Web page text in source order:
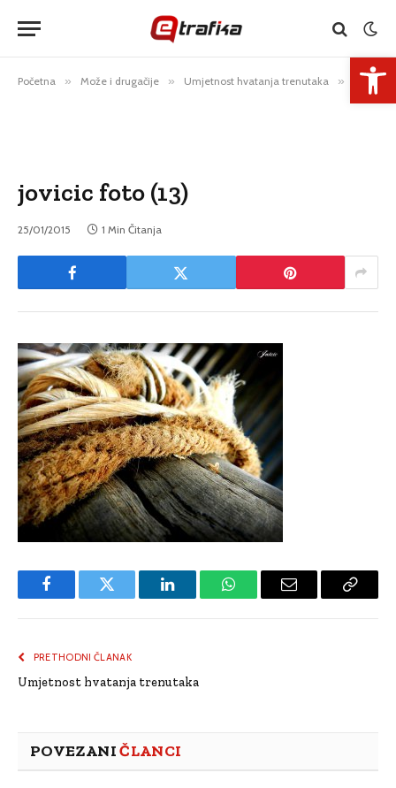
Početna » Može i drugačije » Umjetnost hvatanja trenutaka » jovicic foto (13)
jovicic foto (13)
25/01/2015 1 Min Čitanja
FacebookTwitter LinkedInWhatsAppEmail
Copy
PRETHODNI ČLANAK
Umjetnost hvatanja trenutaka
POVEZANIČLANCI